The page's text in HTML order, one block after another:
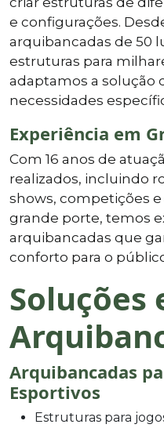
e configurações.
arquibancadas de 50
estruturas para
adaptamos a solução
necessidades
Experiência em
Com 16 anos de
realizados, incluindo
shows, competições
grande porte, temos
arquibancadas que
conforto para o
Soluções
Arquibancadas
Esportivos
Estruturas para